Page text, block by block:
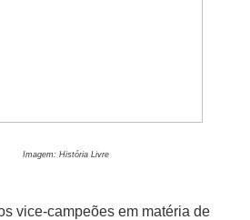
Imagem: História Livre
vice-campeões em matéria de